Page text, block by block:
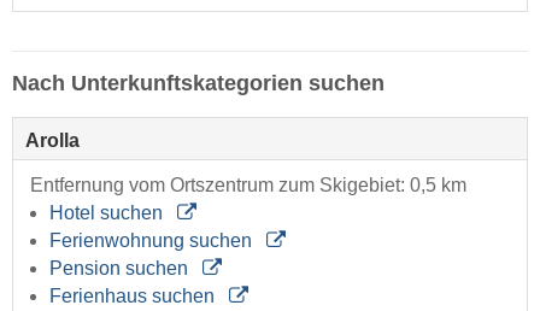
Nach Unterkunftskategorien suchen
Arolla
Entfernung vom Ortszentrum zum Skigebiet: 0,5 km
Hotel suchen
Ferienwohnung suchen
Pension suchen
Ferienhaus suchen